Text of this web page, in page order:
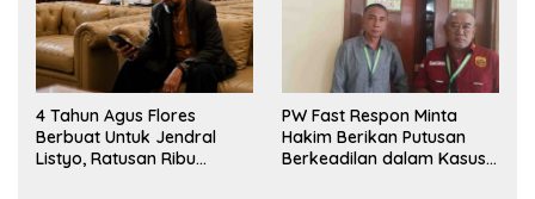
4 Tahun Agus Flores
Berbuat Untuk Jendral
Listyo, Ratusan Ribu
PW Fast Respon Minta
Hakim Berikan Putusan
Berkeadilan dalam Kasus